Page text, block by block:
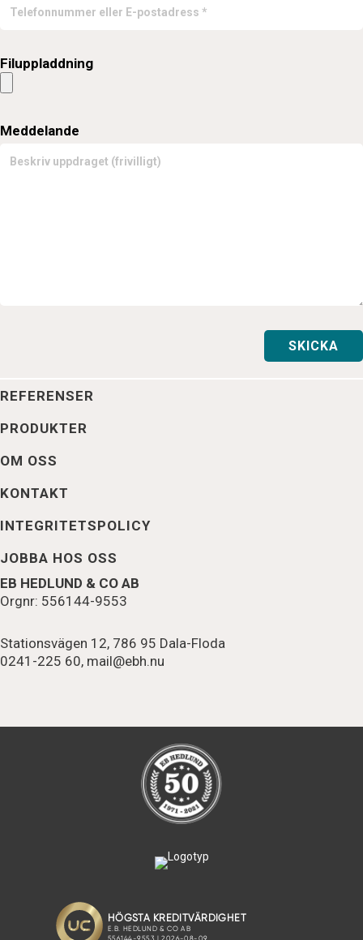
Filuppladdning
Meddelande
REFERENSER
PRODUKTER
OM OSS
KONTAKT
INTEGRITETSPOLICY
JOBBA HOS OSS
EB HEDLUND & CO AB
Orgnr: 556144-9553
Stationsvägen 12, 786 95 Dala-Floda
0241-225 60, mail@ebh.nu